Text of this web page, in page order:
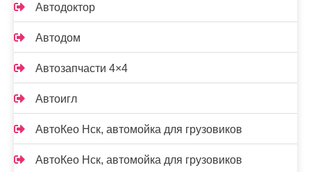
Автодоктор
Автодом
Автозапчасти 4×4
Автоигл
АвтоКео Нск, автомойка для грузовиков
АвтоКео Нск, автомойка для грузовиков